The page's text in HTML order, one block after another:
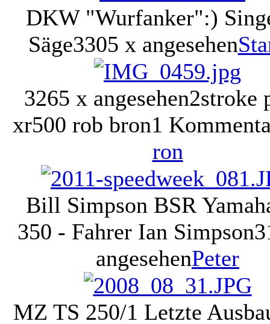
DKW "Wurfanker":)
Säge3305 x angesehen
3265 x angesehen2stroke
xr500 rob bron1
ron
Bill Simpson BSR
350 - Fahrer Ian Simpson
angesehenPeter
MZ TS 250/1 Letzte